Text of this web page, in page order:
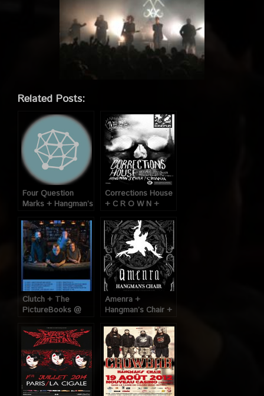
Related Posts:
Four Question
Marks + Hangman’s
(Paris), le 12
Décembre 2008
Corrections House
+ C R O W N +
Flèche D’or (Paris),
le 10 Décembre
2013
Clutch + The
PictureBooks @
(Paris), le 15
Décembre 2018
Amenra +
Hangman’s Chair +
Klub (Paris), le 08
Juin 2009